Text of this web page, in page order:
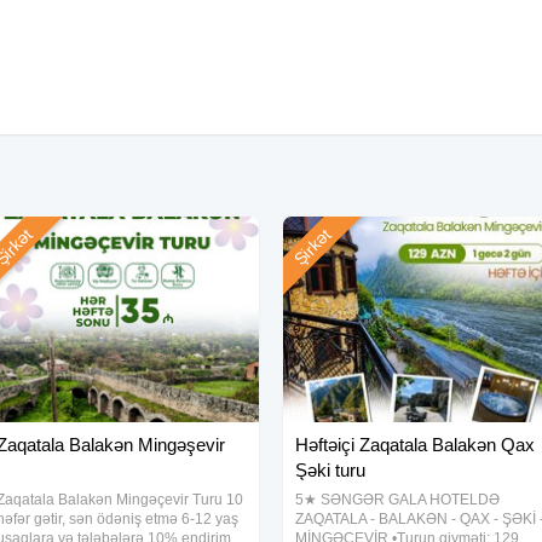
Balakən Mingəşevir
Balakən Mingəçevir Turu 10
gətir, sən ödəniş etmə 6-12 yaş
Həftəiçi Zaqatala Balakən Qax
Şəki turu
5★ SƏNGƏR GALA HOTELDƏ
ZAQATALA - BALAKƏN - QAX - ŞƏKİ
Şirkət